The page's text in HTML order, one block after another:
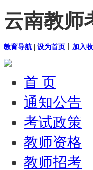
云南教师
教育导航 | 设为首页 加入
首 页
通知公告
考试政策
教师资格
教师招考